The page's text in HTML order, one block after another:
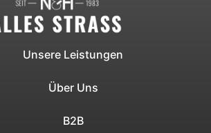
Unsere Leistungen
Über Uns
B2B